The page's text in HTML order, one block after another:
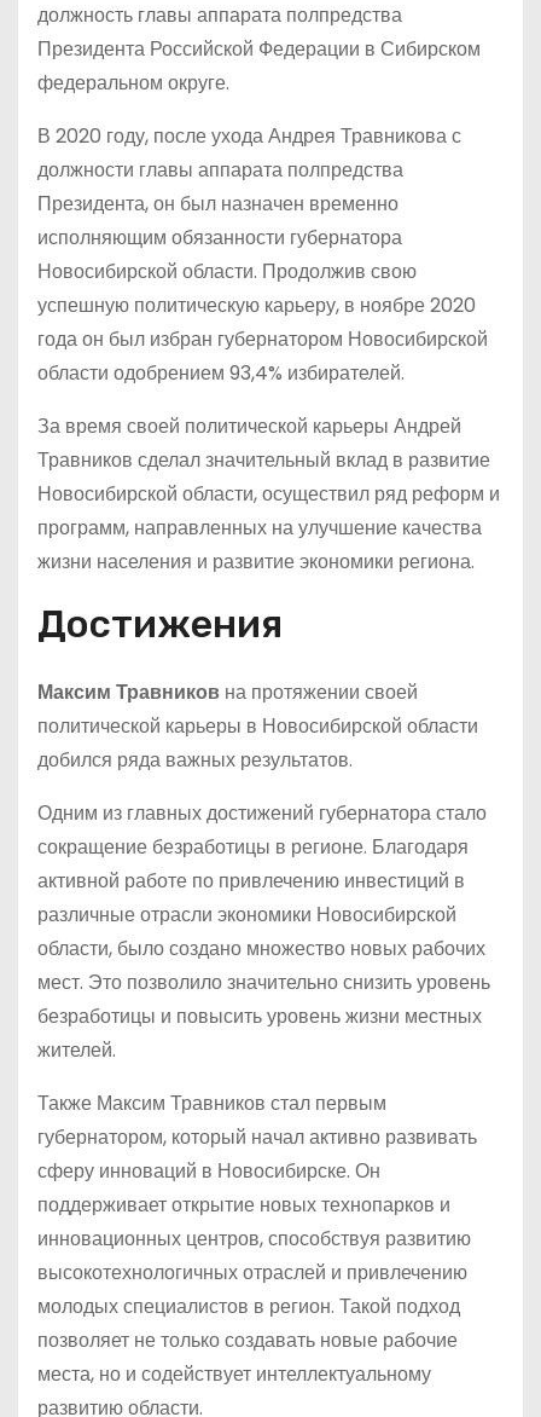
должность главы аппарата полпредства
Президента Российской Федерации в Сибирском
федеральном округе.
В 2020 году, после ухода Андрея Травникова с
должности главы аппарата полпредства
Президента, он был назначен временно
исполняющим обязанности губернатора
Новосибирской области. Продолжив свою
успешную политическую карьеру, в ноябре 2020
года он был избран губернатором Новосибирской
области одобрением 93,4% избирателей.
За время своей политической карьеры Андрей
Травников сделал значительный вклад в развитие
Новосибирской области, осуществил ряд реформ и
программ, направленных на улучшение качества
жизни населения и развитие экономики региона.
Достижения
Максим Травников на протяжении своей
политической карьеры в Новосибирской области
добился ряда важных результатов.
Одним из главных достижений губернатора стало
сокращение безработицы в регионе. Благодаря
активной работе по привлечению инвестиций в
различные отрасли экономики Новосибирской
области, было создано множество новых рабочих
мест. Это позволило значительно снизить уровень
безработицы и повысить уровень жизни местных
жителей.
Также Максим Травников стал первым
губернатором, который начал активно развивать
сферу инноваций в Новосибирске. Он
поддерживает открытие новых технопарков и
инновационных центров, способствуя развитию
высокотехнологичных отраслей и привлечению
молодых специалистов в регион. Такой подход
позволяет не только создавать новые рабочие
места, но и содействует интеллектуальному
развитию области.